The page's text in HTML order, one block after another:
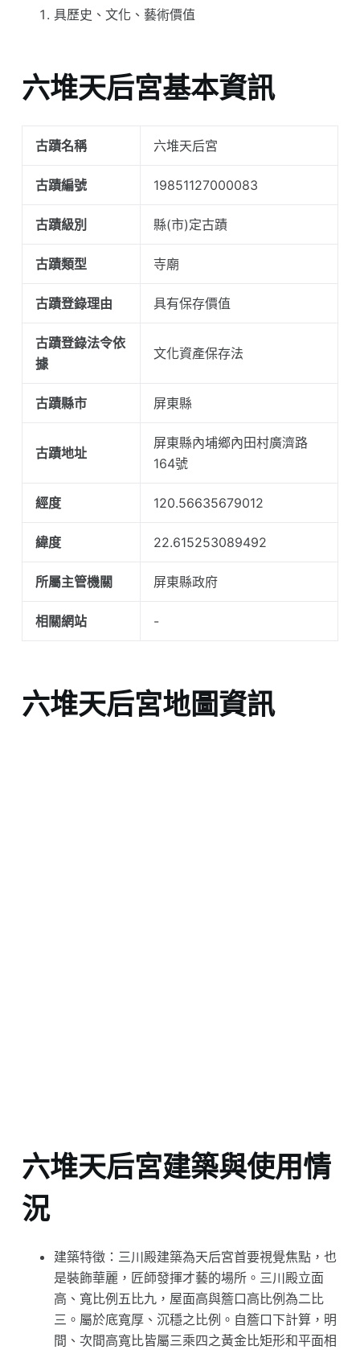
具歷史、文化、藝術價值
六堆天后宮基本資訊
古蹟名稱 六堆天后宮
古蹟編號 19851127000083
古蹟級別 縣(市)定古蹟
古蹟類型 寺廟
古蹟登錄理由 具有保存價值
古蹟登錄法令依
據
文化資產保存法
古蹟縣市 屏東縣
古蹟地址
屏東縣內埔鄉內田村廣濟路
164號
經度 120.56635679012
緯度 22.615253089492
所屬主管機關 屏東縣政府
相關網站 -
六堆天后宮地圖資訊
六堆天后宮建築與使用情
況
建築特徵：三川殿建築為天后宮首要視覺焦點，也
是裝飾華麗，匠師發揮才藝的場所。三川殿立面
高、寬比例五比九，屋面高與簷口高比例為二比
三。屬於底寬厚、沉穩之比例。自簷口下計算，明
間、次間高寬比皆屬三乘四之黃金比矩形和平面相